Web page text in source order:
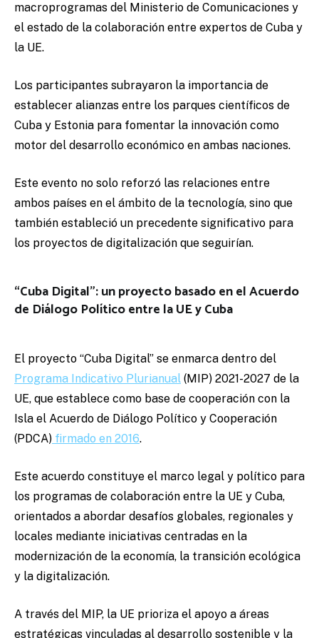
macroprogramas del Ministerio de Comunicaciones y
el estado de la colaboración entre expertos de Cuba y
la UE.
Los participantes subrayaron la importancia de
establecer alianzas entre los parques científicos de
Cuba y Estonia para fomentar la innovación como
motor del desarrollo económico en ambas naciones.
Este evento no solo reforzó las relaciones entre
ambos países en el ámbito de la tecnología, sino que
también estableció un precedente significativo para
los proyectos de digitalización que seguirían.
“Cuba Digital”: un proyecto basado en el Acuerdo
de Diálogo Político entre la UE y Cuba
El proyecto “Cuba Digital” se enmarca dentro del
Programa Indicativo Plurianual (MIP) 2021-2027 de la
UE, que establece como base de cooperación con la
Isla el Acuerdo de Diálogo Político y Cooperación
(PDCA) firmado en 2016.
Este acuerdo constituye el marco legal y político para
los programas de colaboración entre la UE y Cuba,
orientados a abordar desafíos globales, regionales y
locales mediante iniciativas centradas en la
modernización de la economía, la transición ecológica
y la digitalización.
A través del MIP, la UE prioriza el apoyo a áreas
estratégicas vinculadas al desarrollo sostenible y la